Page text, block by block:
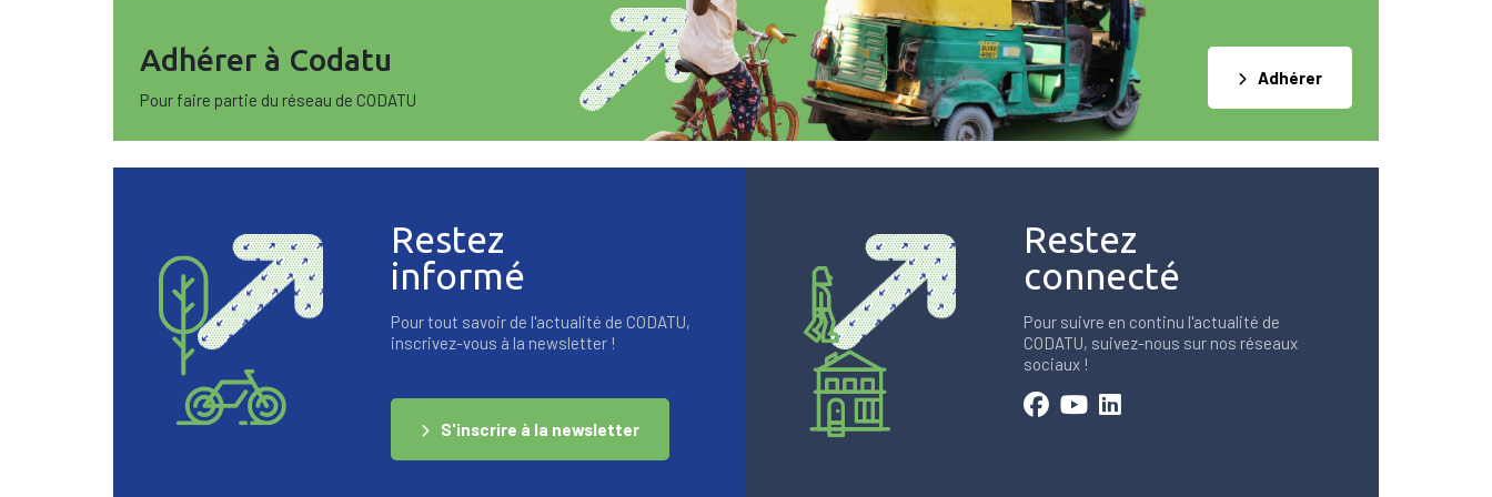
Adhérer à Codatu
Pour faire partie du réseau de CODATU
Adhérer
Restez
informé
Pour tout savoir de l'actualité de CODATU,
inscrivez-vous à la newsletter !
S'inscrire à la newsletter
Restez
connecté
Pour suivre en continu l'actualité de
CODATU, suivez-nous sur nos réseaux
sociaux !